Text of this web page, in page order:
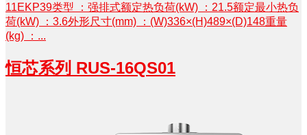
11EKP39类型 ：强排式额定热负荷(kW) ：21.5额定最小热负
荷(kW) ：3.6外形尺寸(mm) ：(W)336×(H)489×(D)148重量
(kg) ：...
恒芯系列 RUS-16QS01